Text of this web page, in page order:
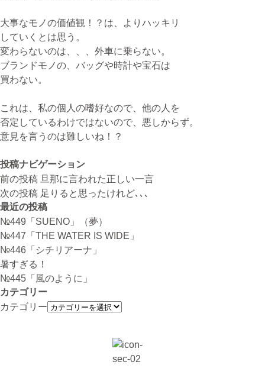
大事なモノの価値観！？は、よりハッキリ
していくとは思う。
変わらないのは、、、外車に乗らない。
ブランドモノの、バッグや時計や宝石は
買わない。
これは、私の個人の嗜好なので、他の人を
否定しているわけではないので、悪しからず。
意見を言うのは難しいね！？
投稿ナビゲーション
前の投稿 旦那に言われた正しい一言
次の投稿 足りると思ったけれど､､､
最近の投稿
№449「SUENO」（夢）
№447「THE WATER IS WIDE」
№446「シチリアーナ」
暑すぎる！
№445「風のように」
カテゴリー
カテゴリー